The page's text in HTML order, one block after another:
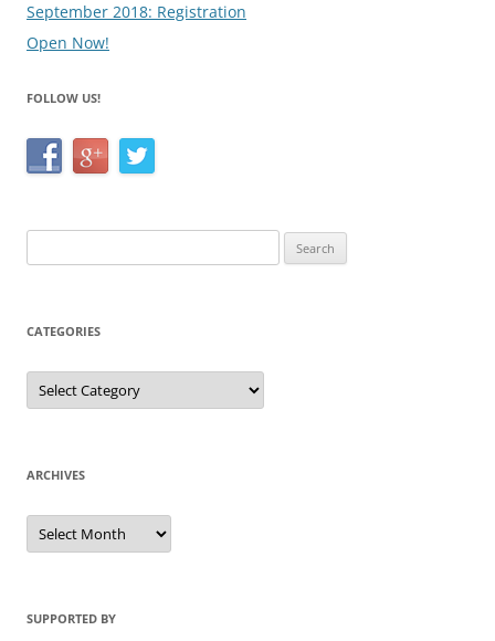
September 2018: Registration
Open Now!
FOLLOW US!
for:
CATEGORIES
Categories
ARCHIVES
Archives
SUPPORTED BY